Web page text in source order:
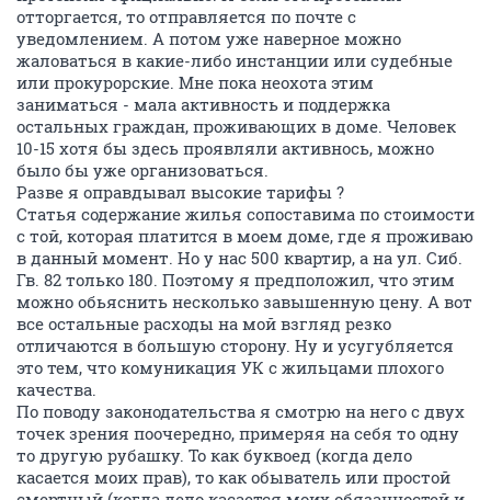
отторгается, то отправляется по почте с
уведомлением. А потом уже наверное можно
жаловаться в какие-либо инстанции или судебные
или прокурорские. Мне пока неохота этим
заниматься - мала активность и поддержка
остальных граждан, проживающих в доме. Человек
10-15 хотя бы здесь проявляли активнось, можно
было бы уже организоваться.
Разве я оправдывал высокие тарифы ?
Статья содержание жилья сопоставима по стоимости
с той, которая платится в моем доме, где я проживаю
в данный момент. Но у нас 500 квартир, а на ул. Сиб.
Гв. 82 только 180. Поэтому я предположил, что этим
можно обьяснить несколько завышенную цену. А вот
все остальные расходы на мой взгляд резко
отличаются в большую сторону. Ну и усугубляется
это тем, что комуникация УК с жильцами плохого
качества.
По поводу законодательства я смотрю на него с двух
точек зрения поочередно, примеряя на себя то одну
то другую рубашку. То как буквоед (когда дело
касается моих прав), то как обыватель или простой